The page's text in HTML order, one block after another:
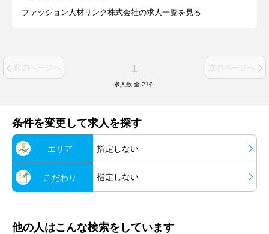
ファッション人材リンク株式会社の求人一覧を見る
前のページへ 1 次のページへ
求人数 全 21件
条件を変更して求人を探す
エリア 指定しない
こだわり 指定しない
他の人はこんな検索をしています